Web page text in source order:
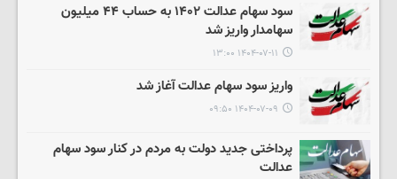
سود سهام عدالت ۱۴۰۲ به حساب ۴۴ میلیون
سهامدار واریز شد
۱۴۰۴-۰۷-۱۱ ۱۳:۰۰
واریز سود سهام عدالت آغاز شد
۱۴۰۴-۰۷-۰۹ ۰۹:۵۰
پرداختی جدید دولت به مردم در کنار سود سهام
عدالت